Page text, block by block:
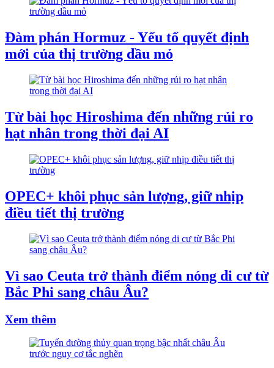
Đàm phán Hormuz - Yếu tố quyết định
mới của thị trường dầu mỏ
Từ bài học Hiroshima đến những rủi ro
hạt nhân trong thời đại AI
OPEC+ khôi phục sản lượng, giữ nhịp
điều tiết thị trường
Vì sao Ceuta trở thành điểm nóng di cư từ
Bắc Phi sang châu Âu?
Xem thêm